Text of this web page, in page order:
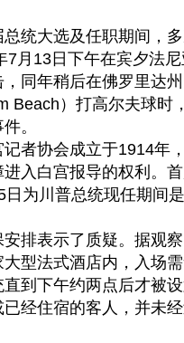
统大选及任职期间，多
7月13日下午在宾夕法
同年稍后在佛罗里达
Beach）打高尔夫球时
。
者协会成立于1914年
进入白宫报导的权利。
为川普总统现任期间是
排表示了质疑。据观
型法式酒店内，入场
到下午约两点后才被
已经住宿的客人，并未